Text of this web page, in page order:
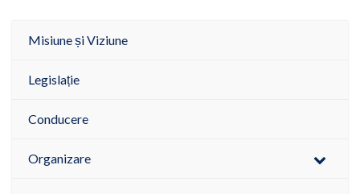
Misiune și Viziune
Legislație
Conducere
Organizare